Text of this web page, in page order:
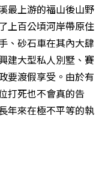
最上游的福山後山野
上百公頃河岸帶原住
、砂石車在其內大肆
建大型私人別墅、賽
要渡假享受。由於有
打死也不會真的告
年來在極不平等的執